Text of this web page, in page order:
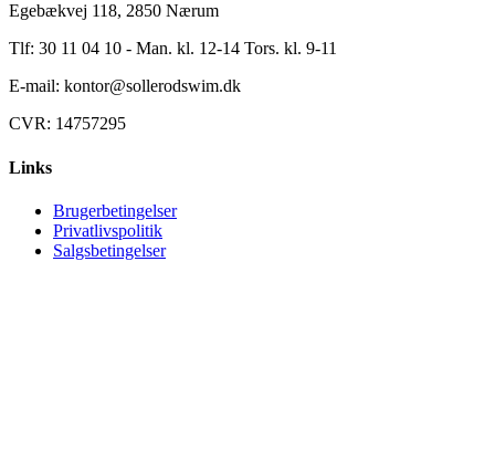
Egebækvej 118, 2850 Nærum
Tlf: 30 11 04 10 - Man. kl. 12-14 Tors. kl. 9-11
E-mail: kontor@sollerodswim.dk
CVR: 14757295
Links
Brugerbetingelser
Privatlivspolitik
Salgsbetingelser